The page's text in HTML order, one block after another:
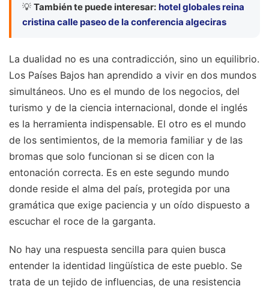
💡 También te puede interesar: hotel globales reina
cristina calle paseo de la conferencia algeciras
La dualidad no es una contradicción, sino un equilibrio.
Los Países Bajos han aprendido a vivir en dos mundos
simultáneos. Uno es el mundo de los negocios, del
turismo y de la ciencia internacional, donde el inglés
es la herramienta indispensable. El otro es el mundo
de los sentimientos, de la memoria familiar y de las
bromas que solo funcionan si se dicen con la
entonación correcta. Es en este segundo mundo
donde reside el alma del país, protegida por una
gramática que exige paciencia y un oído dispuesto a
escuchar el roce de la garganta.
No hay una respuesta sencilla para quien busca
entender la identidad lingüística de este pueblo. Se
trata de un tejido de influencias, de una resistencia